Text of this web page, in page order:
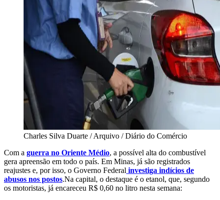
Charles Silva Duarte / Arquivo / Diário do Comércio
Com a guerra no Oriente Médio, a possível alta do combustível
gera apreensão em todo o país. Em Minas, já são registrados
reajustes e, por isso, o Governo Federal investiga indícios de
abusos nos postos.Na capital, o destaque é o etanol, que, segundo
os motoristas, já encareceu R$ 0,60 no litro nesta semana: